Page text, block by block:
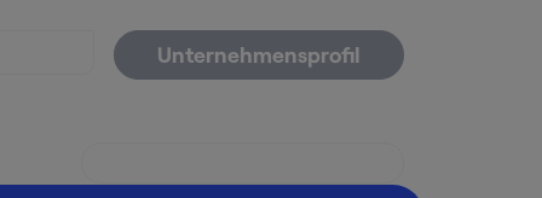
Unternehmensprofil